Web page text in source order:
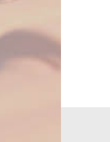
types
an ;